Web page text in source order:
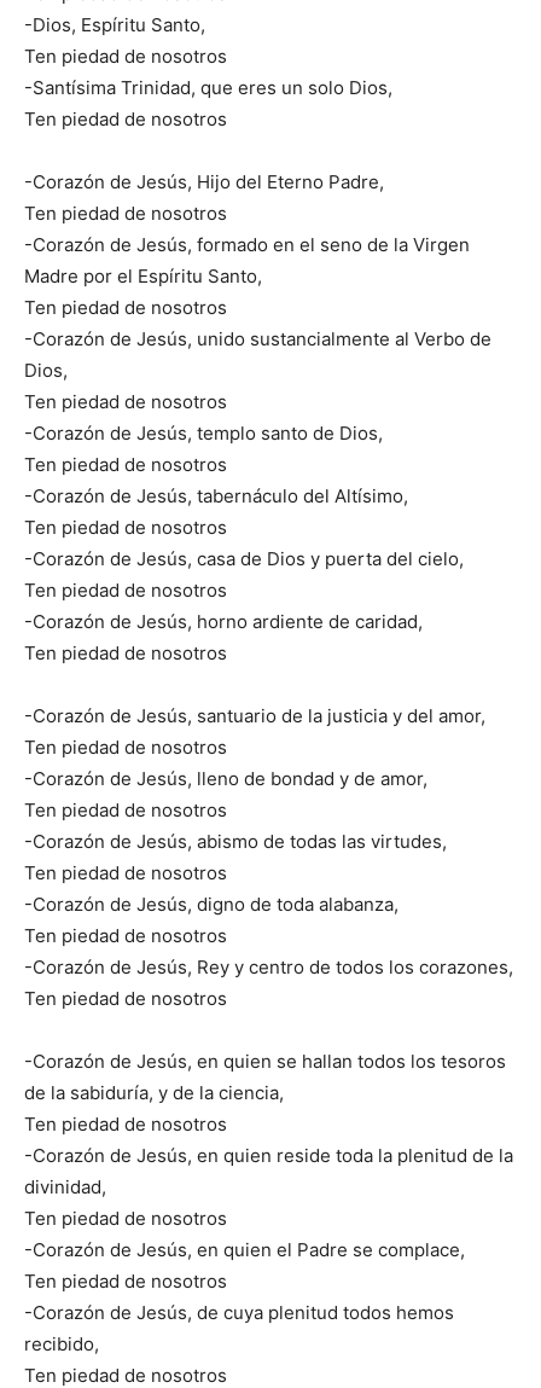
-Dios, Espíritu Santo,
Ten piedad de nosotros
-Santísima Trinidad, que eres un solo Dios,
Ten piedad de nosotros
-Corazón de Jesús, Hijo del Eterno Padre,
Ten piedad de nosotros
-Corazón de Jesús, formado en el seno de la Virgen
Madre por el Espíritu Santo,
Ten piedad de nosotros
-Corazón de Jesús, unido sustancialmente al Verbo de
Dios,
Ten piedad de nosotros
-Corazón de Jesús, templo santo de Dios,
Ten piedad de nosotros
-Corazón de Jesús, tabernáculo del Altísimo,
Ten piedad de nosotros
-Corazón de Jesús, casa de Dios y puerta del cielo,
Ten piedad de nosotros
-Corazón de Jesús, horno ardiente de caridad,
Ten piedad de nosotros
-Corazón de Jesús, santuario de la justicia y del amor,
Ten piedad de nosotros
-Corazón de Jesús, lleno de bondad y de amor,
Ten piedad de nosotros
-Corazón de Jesús, abismo de todas las virtudes,
Ten piedad de nosotros
-Corazón de Jesús, digno de toda alabanza,
Ten piedad de nosotros
-Corazón de Jesús, Rey y centro de todos los corazones,
Ten piedad de nosotros
-Corazón de Jesús, en quien se hallan todos los tesoros
de la sabiduría, y de la ciencia,
Ten piedad de nosotros
-Corazón de Jesús, en quien reside toda la plenitud de la
divinidad,
Ten piedad de nosotros
-Corazón de Jesús, en quien el Padre se complace,
Ten piedad de nosotros
-Corazón de Jesús, de cuya plenitud todos hemos
recibido,
Ten piedad de nosotros